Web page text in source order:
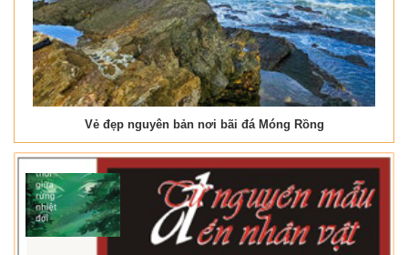
Vẻ đẹp nguyên bản nơi bãi đá Móng Rồng